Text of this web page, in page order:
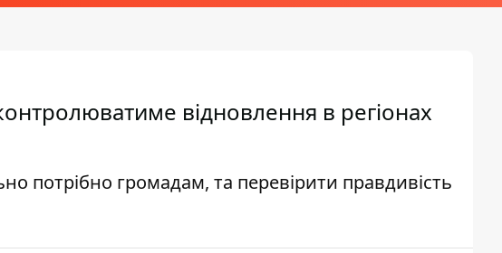
відновлення в регіонах
потрібно громадам, та перевірити правдивість